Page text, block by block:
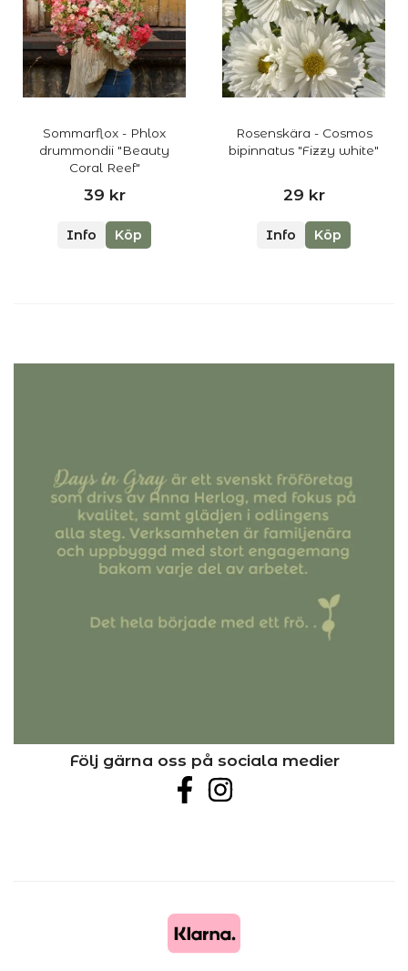
Sommarflox - Phlox
drummondii "Beauty
Coral Reef"
39 kr
Info Köp
Rosenskära - Cosmos
bipinnatus "Fizzy white"
29 kr
Info Köp
Följ gärna oss på sociala medier